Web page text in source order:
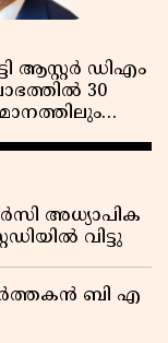
ആസ്റ്റർ ഡിഎം
30
അധ്യാപിക
വിട്ടു
ബി എ